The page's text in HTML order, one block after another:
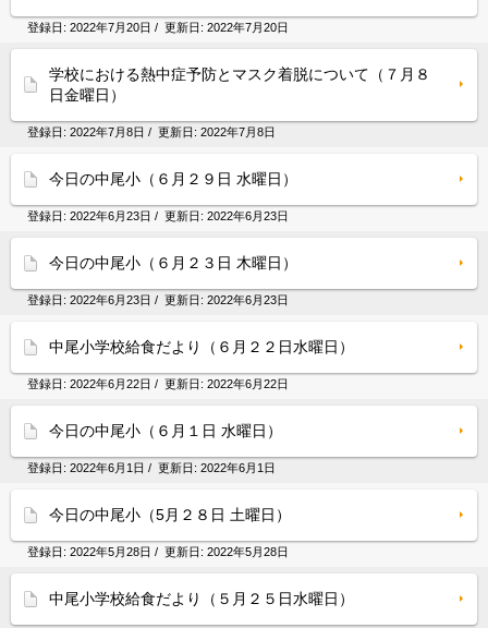
登録日: 2022年7月20日 / 更新日: 2022年7月20日
学校における熱中症予防とマスク着脱について（７月８
日金曜日）
登録日: 2022年7月8日 / 更新日: 2022年7月8日
今日の中尾小（６月２９日 水曜日）
登録日: 2022年6月23日 / 更新日: 2022年6月23日
今日の中尾小（６月２３日 木曜日）
登録日: 2022年6月23日 / 更新日: 2022年6月23日
中尾小学校給食だより（６月２２日水曜日）
登録日: 2022年6月22日 / 更新日: 2022年6月22日
今日の中尾小（６月１日 水曜日）
登録日: 2022年6月1日 / 更新日: 2022年6月1日
今日の中尾小（5月２８日 土曜日）
登録日: 2022年5月28日 / 更新日: 2022年5月28日
中尾小学校給食だより（５月２５日水曜日）